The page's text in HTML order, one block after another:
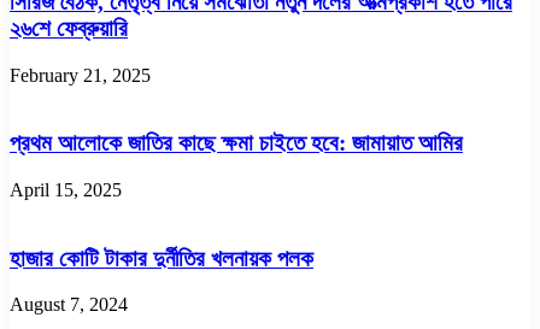
২৬শে ফেব্রুয়ারি
February 21, 2025
প্রথম আলোকে জাতির কাছে ক্ষমা চাইতে হবে: জামায়াত আমির
April 15, 2025
হাজার কোটি টাকার দুর্নীতির খলনায়ক পলক
August 7, 2024